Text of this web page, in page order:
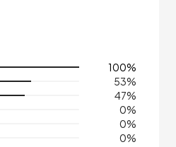
100%
53%
47%
0%
0%
0%